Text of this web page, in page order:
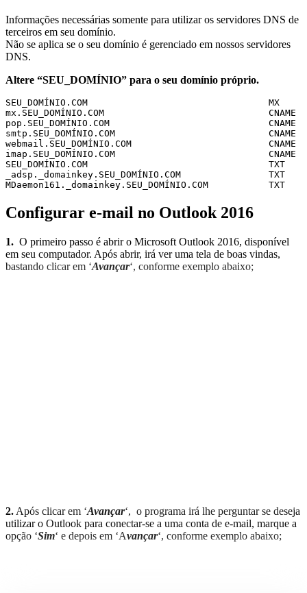
Informações necessárias somente para utilizar os servidores DNS de
terceiros em seu domínio.
Não se aplica se o seu domínio é gerenciado em nossos servidores
DNS.
Altere “SEU_DOMÍNIO” para o seu domínio próprio.
SEU_DOMÍNIO.COM					MX      mx.site.com.br (Prioridade 10)
mx.SEU_DOMÍNIO.COM				CNAME	mx.site.com.br
pop.SEU_DOMÍNIO.COM				CNAME	pop.site.com.br
smtp.SEU_DOMÍNIO.COM				CNAME	smtp.site.com.br
webmail.SEU_DOMÍNIO.COM				CNAME	webmail.site.com.br
imap.SEU_DOMÍNIO.COM				CNAME	imap.site.com.br
SEU_DOMÍNIO.COM					TXT	"v=spf1 include:spf.site.com.br ~all"
_adsp._domainkey.SEU_DOMÍNIO.COM		TXT	"dkim=all"
Configurar e-mail no Outlook 2016
1. O primeiro passo é abrir o Microsoft Outlook 2016, disponível
em seu computador. Após abrir, irá ver uma tela de boas vindas,
bastando clicar em ‘Avançar‘, conforme exemplo abaixo;
2. Após clicar em ‘Avançar‘, o programa irá lhe perguntar se deseja
utilizar o Outlook para conectar-se a uma conta de e-mail, marque a
opção ‘Sim‘ e depois em ‘Avançar‘, conforme exemplo abaixo;